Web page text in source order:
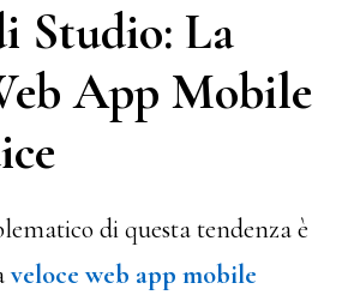
Studio: La
App Mobile
di questa tendenza è
veloce web app mobile